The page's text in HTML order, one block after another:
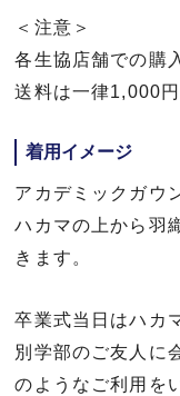
＜注意＞
各生協店舗での購
送料は一律1,000円
着用イメージ
アカデミックガウ
ハカマの上から羽
きます。
卒業式当日はハカ
別学部のご友人に
のようなご利用を